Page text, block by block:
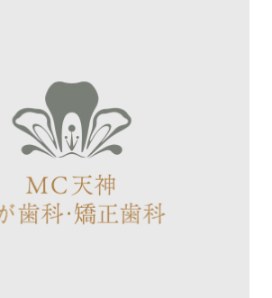
歯磨きだけでなく「食習慣の見直し」
こと」、そして「届きにくい場所のピ
必要です。
一人ひとりのお口の環境に合わせた予
っています。
やすくて…」とお悩みなら、ぜひ天神
科」にお気軽にご相談ください☺️✨